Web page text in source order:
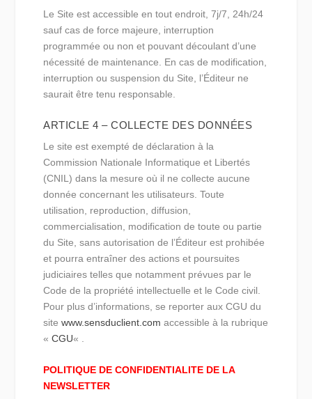
Le Site est accessible en tout endroit, 7j/7, 24h/24
sauf cas de force majeure, interruption
programmée ou non et pouvant découlant d’une
nécessité de maintenance. En cas de modification,
interruption ou suspension du Site, l’Éditeur ne
saurait être tenu responsable.
ARTICLE 4 – COLLECTE DES DONNÉES
Le site est exempté de déclaration à la
Commission Nationale Informatique et Libertés
(CNIL) dans la mesure où il ne collecte aucune
donnée concernant les utilisateurs. Toute
utilisation, reproduction, diffusion,
commercialisation, modification de toute ou partie
du Site, sans autorisation de l’Éditeur est prohibée
et pourra entraîner des actions et poursuites
judiciaires telles que notamment prévues par le
Code de la propriété intellectuelle et le Code civil.
Pour plus d’informations, se reporter aux CGU du
sitewww.sensduclient.com accessible à la rubrique
«CGU« .
POLITIQUE DE CONFIDENTIALITE DE LA
NEWSLETTER